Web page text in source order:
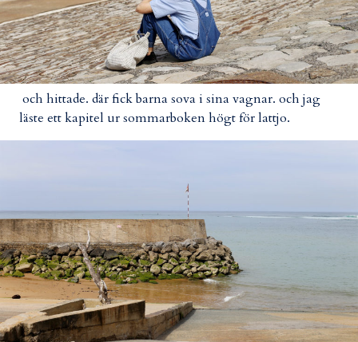
och hittade. där fick barna sova i sina vagnar. och jag
läste ett kapitel ur sommarboken högt för lattjo.